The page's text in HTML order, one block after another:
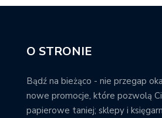
O STRONIE
Bądź na bieżąco - nie przegap
nowe promocje, które pozwolą Ci
papierowe taniej; sklepy i